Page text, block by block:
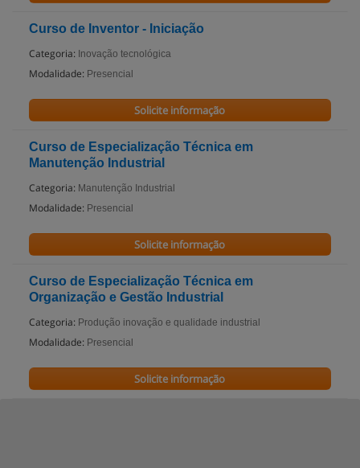
Curso de Inventor - Iniciação
Categoria: Inovação tecnológica
Modalidade: Presencial
Solicite informação
Curso de Especialização Técnica em
Manutenção Industrial
Categoria: Manutenção Industrial
Modalidade: Presencial
Solicite informação
Curso de Especialização Técnica em
Organização e Gestão Industrial
Categoria: Produção inovação e qualidade industrial
Modalidade: Presencial
Solicite informação